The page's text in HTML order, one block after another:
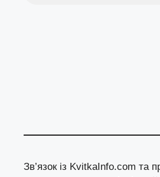
Зв’язок із KvitkaInfo.com та